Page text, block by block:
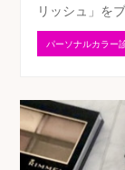
リッシュ」を
パーソナルカラー